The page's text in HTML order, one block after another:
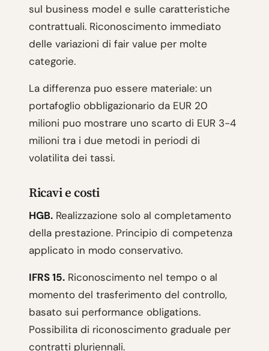
sul business model e sulle caratteristiche
contrattuali. Riconoscimento immediato
delle variazioni di fair value per molte
categorie.
La differenza puo essere materiale: un
portafoglio obbligazionario da EUR 20
milioni puo mostrare uno scarto di EUR 3-4
milioni tra i due metodi in periodi di
volatilita dei tassi.
Ricavi e costi
HGB. Realizzazione solo al completamento
della prestazione. Principio di competenza
applicato in modo conservativo.
IFRS 15. Riconoscimento nel tempo o al
momento del trasferimento del controllo,
basato sui performance obligations.
Possibilita di riconoscimento graduale per
contratti pluriennali.